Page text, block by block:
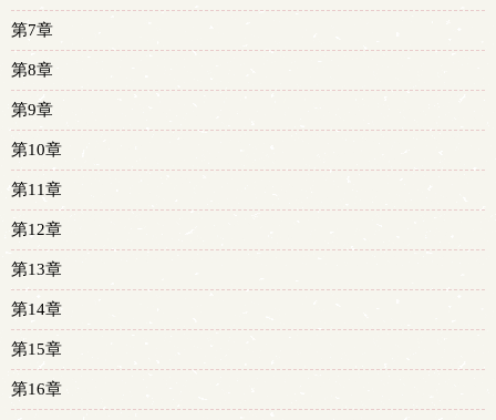
第7章
第8章
第9章
第10章
第11章
第12章
第13章
第14章
第15章
第16章